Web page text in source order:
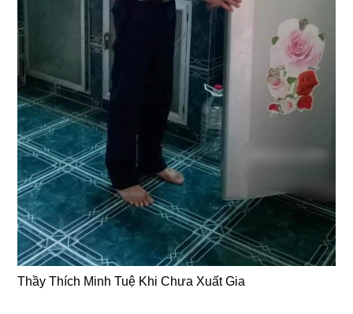
Thầy Thích Minh Tuệ Khi Chưa Xuất Gia